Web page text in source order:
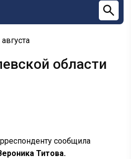
области
сообщила
Титова.